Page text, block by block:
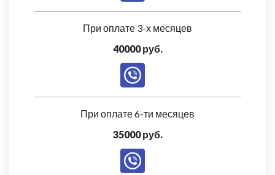
При оплате 3-х месяцев
40000 руб.
При оплате 6-ти месяцев
35000 руб.